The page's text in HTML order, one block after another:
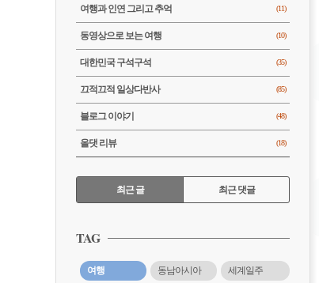
여행과 인연 그리고 추억 (11)
동영상으로 보는 여행 (10)
대한민국 구석구석 (35)
끄적끄적 일상다반사 (85)
블로그 이야기 (48)
올댓 리뷰 (18)
RECENTLY
최근 글 최근 댓글
근
글
TAG
여행 동남아시아 세계일주